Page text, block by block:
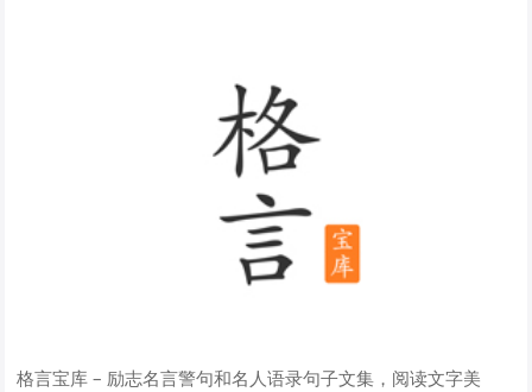
格言宝库 – 励志名言警句和名人语录句子文集，阅读文字美